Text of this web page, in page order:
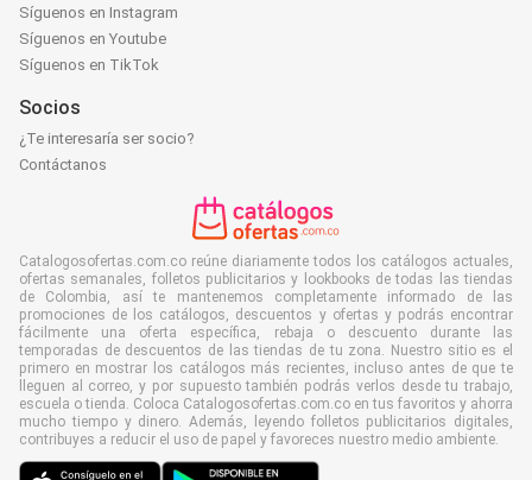
Síguenos en Instagram
Síguenos en Youtube
Síguenos en TikTok
Socios
¿Te interesaría ser socio?
Contáctanos
Catalogosofertas.com.co reúne diariamente todos los catálogos actuales,
ofertas semanales, folletos publicitarios y lookbooks de todas las tiendas
de Colombia, así te mantenemos completamente informado de las
promociones de los catálogos, descuentos y ofertas y podrás encontrar
fácilmente una oferta específica, rebaja o descuento durante las
temporadas de descuentos de las tiendas de tu zona. Nuestro sitio es el
primero en mostrar los catálogos más recientes, incluso antes de que te
lleguen al correo, y por supuesto también podrás verlos desde tu trabajo,
escuela o tienda. Coloca Catalogosofertas.com.co en tus favoritos y ahorra
mucho tiempo y dinero. Además, leyendo folletos publicitarios digitales,
contribuyes a reducir el uso de papel y favoreces nuestro medio ambiente.